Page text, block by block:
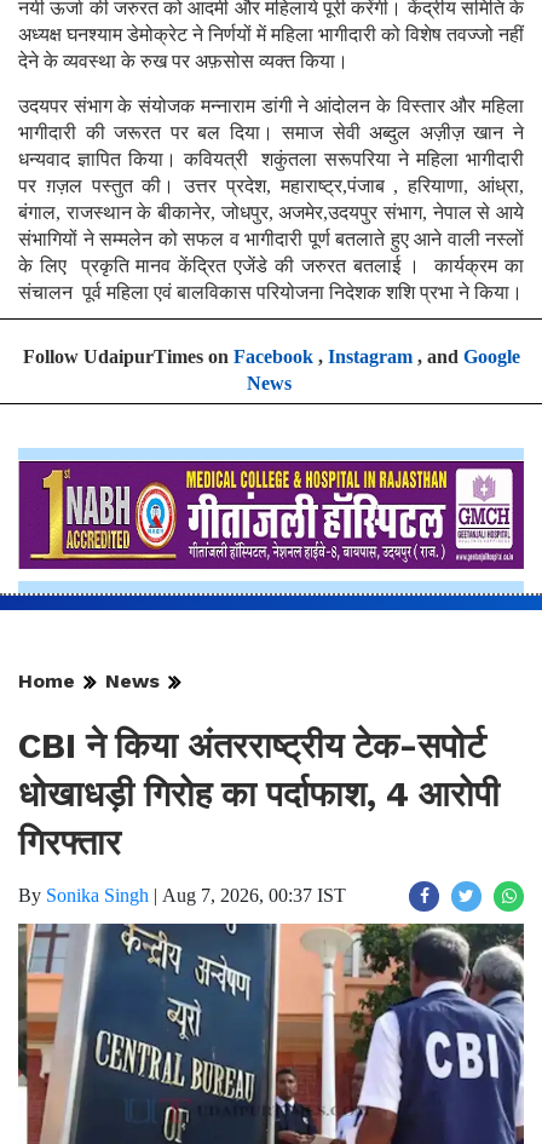
नयी ऊर्जा की जरुरत को आदमी और महिलाये पूरी करेंगी। केंद्रीय समिति के
अध्यक्ष घनश्याम डेमोक्रेट ने निर्णयों में महिला भागीदारी को विशेष तवज्जो नहीं
देने के व्यवस्था के रुख पर अफ़सोस व्यक्त किया।
उदयपर संभाग के संयोजक मन्नाराम डांगी ने आंदोलन के विस्तार और महिला
भागीदारी की जरूरत पर बल दिया। समाज सेवी अब्दुल अज़ीज़ खान ने
धन्यवाद ज्ञापित किया। कवियत्री शकुंतला सरूपरिया ने महिला भागीदारी
पर ग़ज़ल पस्तुत की। उत्तर प्रदेश, महाराष्ट्र,पंजाब , हरियाणा, आंध्रा,
बंगाल, राजस्थान के बीकानेर, जोधपुर, अजमेर,उदयपुर संभाग, नेपाल से आये
संभागियों ने सम्मलेन को सफल व भागीदारी पूर्ण बतलाते हुए आने वाली नस्लों
के लिए प्रकृति मानव केंद्रित एजेंडे की जरुरत बतलाई । कार्यक्रम का
संचालन पूर्व महिला एवं बालविकास परियोजना निदेशक शशि प्रभा ने किया।
Follow UdaipurTimes on Facebook, Instagram, and Google
News
Home News
CBI ने किया अंतरराष्ट्रीय टेक-सपोर्ट
धोखाधड़ी गिरोह का पर्दाफाश, 4 आरोपी
गिरफ्तार
By Sonika Singh | Aug 7, 2026, 00:37 IST